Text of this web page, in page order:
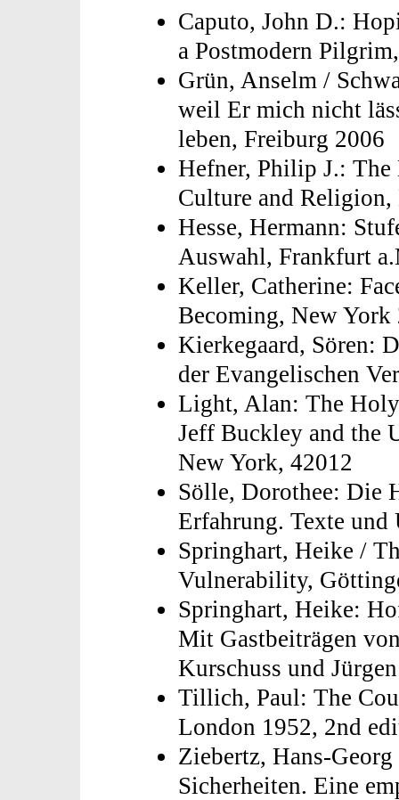
Caputo, John D.:
a Postmodern
Grün, Anselm /
weil Er mich nicht
leben, Freiburg 2006
Hefner, Philip J.:
Culture and
Hesse, Hermann:
Auswahl, Frankfurt
Keller, Catherine:
Becoming, New York
Kierkegaard, Sören:
der Evangelischen
Light, Alan: The
Jeff Buckley and the
New York, 42012
Sölle, Dorothee: Die
Erfahrung. Texte und
Springhart, Heike /
Vulnerability,
Springhart, Heike:
Mit Gastbeiträgen
Kurschuss und
Tillich, Paul: The
London 1952, 2nd
Ziebertz, Hans-
Sicherheiten. Eine